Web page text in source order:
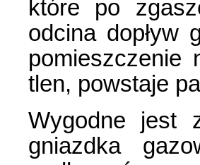
które po
odcina dopływ
pomieszczenie
tlen, powstaje
Wygodne jest
gniazdka